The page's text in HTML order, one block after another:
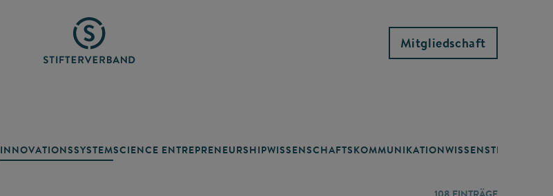
Mitgliedschaft
INNOVATIONSSYSTEMSCIENCE ENTREPRENEURSHIPWISSENSCHAFTSKOMMUNIKATIONWISSENSTRANSFER